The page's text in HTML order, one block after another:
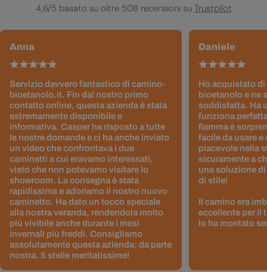
4,6/5 basato su oltre 508 recensioni su Trustpilot
Anna
Servizio davvero fantastico di camino-
bioetanolo.it. Fin dal nostro primo
contatto online, questa azienda è stata
estremamente disponibile e
informativa. Casper ha risposto a tutte
le nostre domande e ci ha anche inviato
un video che confrontava i due
caminetti a cui eravamo interessati,
visto che non potevamo visitare lo
showroom. La consegna è stata
rapidissima e adoriamo il nostro nuovo
caminetto. Ha dato un tocco speciale
alla nostra veranda, rendendola molto
più vivibile anche durante i mesi
invernali più freddi. Consigliamo
assolutamente questa azienda: da parte
nostra, 5 stelle meritatissime!
Daniele
Ho acquistato di
bioetanolo e ne
soddisfatta. Ha
funziona
fiamma è
facile da usare e
piacevole nella
sicuramente a
una soluzione
di stile!
Il camino era
eccellente per il
lo ha montato